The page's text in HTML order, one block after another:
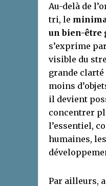
Au-delà de
tri, le
un bien-être
s’exprime
visible du
grande clarté
moins
il devient
concentrer
l’essentiel,
humaines,
Par ailleurs,